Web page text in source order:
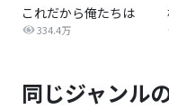
これだから俺たちは
334.4万
同じジャンル